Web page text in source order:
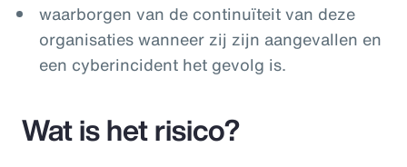
waarborgen van de continuïteit van deze
organisaties wanneer zij zijn aangevallen en
een cyberincident het gevolg is.
Wat is het risico?